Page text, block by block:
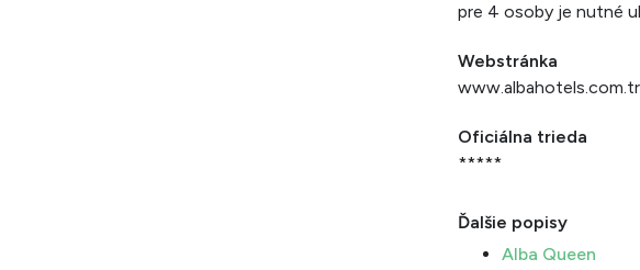
pre 4 osoby je nutné
Webstránka
www.albahotels.com.tr
Oficiálna trieda
*****
Ďalšie popisy
Alba Queen